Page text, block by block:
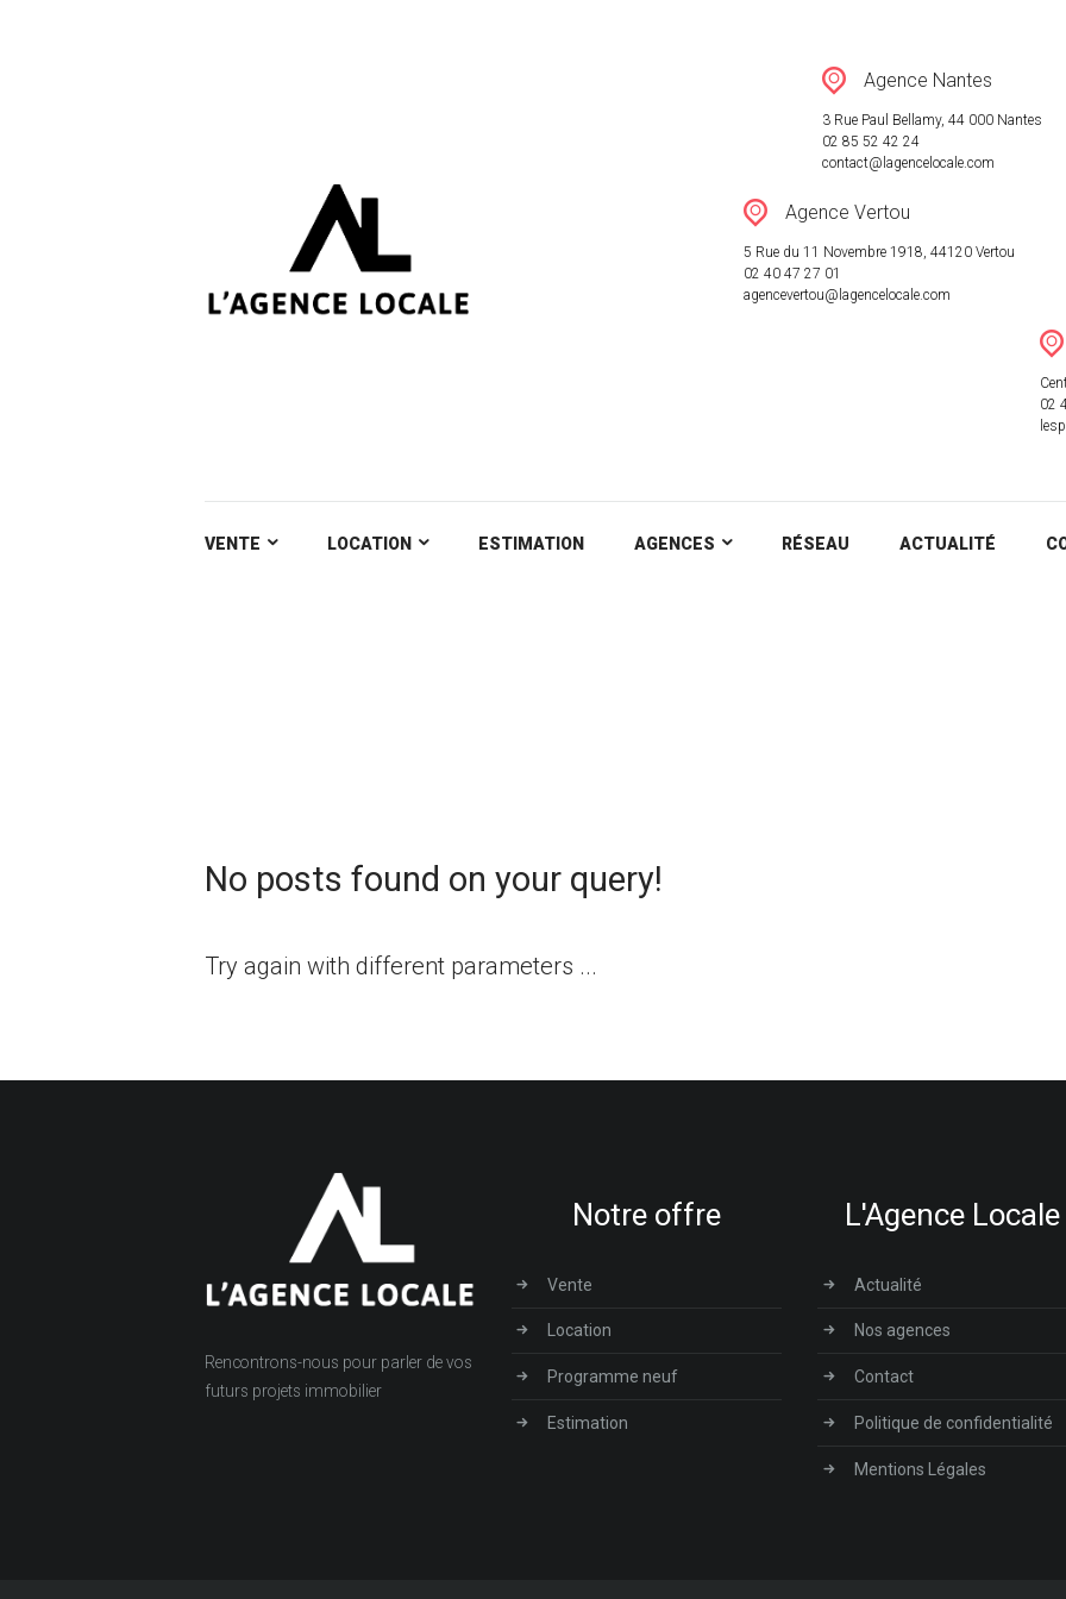
Agence Nantes
3 Rue Paul Bellamy, 44 000 Nantes
02 85 52 42 24
contact@lagencelocale.com
Agence Vertou
5 Rue du 11 Novembre 1918, 44120 Vertou
02 40 47 27 01
agencevertou@lagencelocale.com
02
VENTE LOCATION ESTIMATION AGENCES RÉSEAU ACTUALITÉ
No posts found on your query!
Try again with different parameters ...
Rencontrons-nous pour parler de vos
futurs projets immobilier
Notre offre
Vente
Location
Programme neuf
Estimation
L'Agence Locale
Actualité
Nos agences
Contact
Politique de confidentialité
Mentions Légales